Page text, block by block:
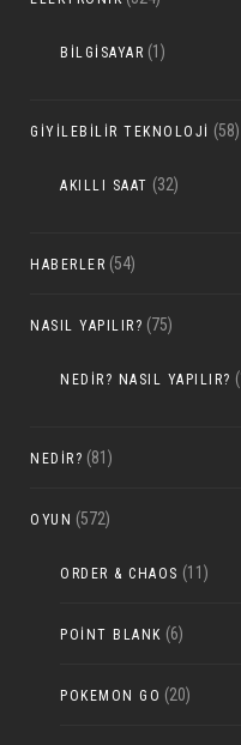
BILGISAYAR (1)
GIYILEBILIR TEKNOLOJI (58)
AKILLI SAAT (32)
HABERLER (54)
NASIL YAPILIR? (75)
NEDIR? NASIL YAPILIR?
NEDIR? (81)
OYUN (572)
ORDER & CHAOS (11)
POINT BLANK (6)
POKEMON GO (20)